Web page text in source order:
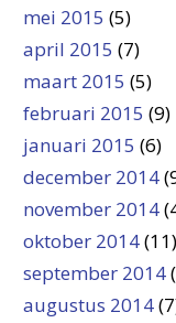
mei 2015 (5)
april 2015 (7)
maart 2015 (5)
februari 2015 (9)
januari 2015 (6)
december 2014
november 2014
oktober 2014(11)
september 2014
augustus 2014